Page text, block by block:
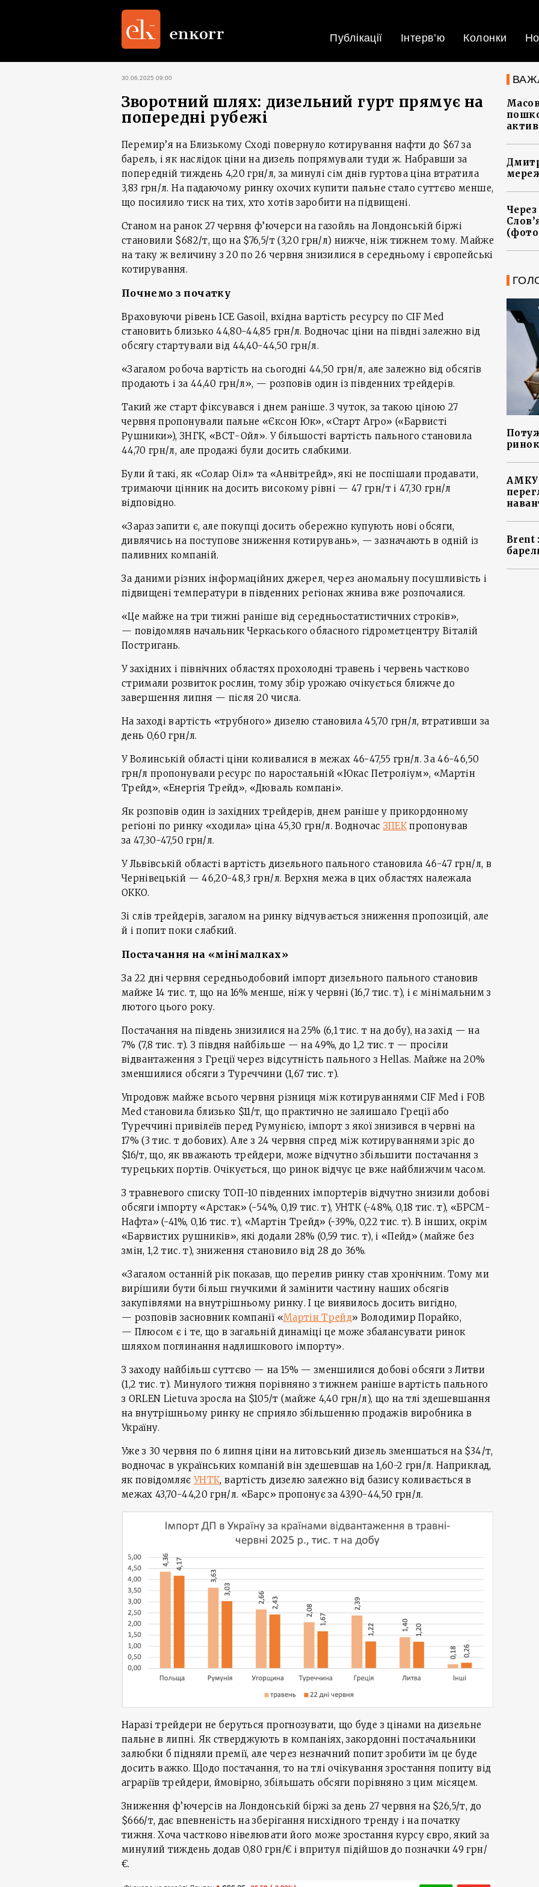
Публікації Інтерв’ю Колонки
30.06.2025 09:00
Зворотний шлях: дизельний гурт прямує на
попередні рубежі
Перемир’я на Близькому Сході повернуло котирування нафти до $67 за
барель, і як наслідок ціни на дизель попрямували туди ж. Набравши за
попередній тиждень 4,20 грн/л, за минулі сім днів гуртова ціна втратила
3,83 грн/л. На падаючому ринку охочих купити пальне стало суттєво менше,
що посилило тиск на тих, хто хотів заробити на підвищені.
Станом на ранок 27 червня ф’ючерси на газойль на Лондонській біржі
становили $682/т, що на $76,5/т (3,20 грн/л) нижче, ніж тижнем тому. Майже
на таку ж величину з 20 по 26 червня знизилися в середньому і європейські
котирування.
Почнемо з початку
Враховуючи рівень ICE Gasoil, вхідна вартість ресурсу по CIF Med
становить близько 44,80-44,85 грн/л. Водночас ціни на півдні залежно від
обсягу стартували від 44,40-44,50 грн/л.
«Загалом робоча вартість на сьогодні 44,50 грн/л, але залежно від обсягів
продають і за 44,40 грн/л», — розповів один із південних трейдерів.
Такий же старт фіксувався і днем раніше. З чуток, за такою ціною 27
червня пропонували пальне «Єксон Юк», «Старт Агро» («Барвисті
Рушники»), ЗНГК, «ВСТ-Ойл». У більшості вартість пального становила
44,70 грн/л, але продажі були досить слабкими.
Були й такі, як «Солар Оіл» та «Анвітрейд», які не поспішали продавати,
тримаючи цінник на досить високому рівні — 47 грн/т і 47,30 грн/л
відповідно.
«Зараз запити є, але покупці досить обережно купують нові обсяги,
дивлячись на поступове зниження котирувань», — зазначають в одній із
паливних компаній.
За даними різних інформаційних джерел, через аномальну посушливість і
підвищені температури в південних регіонах жнива вже розпочалися.
«Це майже на три тижні раніше від середньостатистичних строків»,
— повідомляв начальник Черкаського обласного гідрометцентру Віталій
Постригань.
У західних і північних областях прохолодні травень і червень частково
стримали розвиток рослин, тому збір урожаю очікується ближче до
завершення липня — після 20 числа.
На заході вартість «трубного» дизелю становила 45,70 грн/л, втративши за
день 0,60 грн/л.
У Волинській області ціни коливалися в межах 46-47,55 грн/л. За 46-46,50
грн/л пропонували ресурс по наростальній «Юкас Петроліум», «Мартін
Трейд», «Енергія Трейд», «Дюваль компані».
Як розповів один із західних трейдерів, днем раніше у прикордонному
регіоні по ринку «ходила» ціна 45,30 грн/л. Водночас ЗПЕКпропонував
за 47,30-47,50 грн/л.
У Львівській області вартість дизельного пального становила 46-47 грн/л, в
Чернівецькій — 46,20-48,3 грн/л. Верхня межа в цих областях належала
ОККО.
Зі слів трейдерів, загалом на ринку відчувається зниження пропозицій, але
й і попит поки слабкий.
Постачання на «мінімалках»
За 22 дні червня середньодобовий імпорт дизельного пального становив
майже 14 тис. т, що на 16% менше, ніж у червні (16,7 тис. т), і є мінімальним з
лютого цього року.
Постачання на південь знизилися на 25% (6,1 тис. т на добу), на захід — на
7% (7,8 тис. т). З півдня найбільше — на 49%, до 1,2 тис. т — просіли
відвантаження з Греції через відсутність пального з Hellas. Майже на 20%
зменшилися обсяги з Туреччини (1,67 тис. т).
Упродовж майже всього червня різниця між котируваннями CIF Med і FOB
Med становила близько $11/т, що практично не залишало Греції або
Туреччині привілеїв перед Румунією, імпорт з якої знизився в червні на
17% (3 тис. т добових). Але з 24 червня спред між котируваннями зріс до
$16/т, що, як вважають трейдери, може відчутно збільшити постачання з
турецьких портів. Очікується, що ринок відчує це вже найближчим часом.
З травневого списку ТОП-10 південних імпортерів відчутно знизили добові
обсяги імпорту «Арстак» (-54%, 0,19 тис. т), УНТК (-48%, 0,18 тис. т), «БРСМ-
Нафта» (-41%, 0,16 тис. т), «Мартін Трейд» (-39%, 0,22 тис. т). В інших, окрім
«Барвистих рушників», які додали 28% (0,59 тис. т), і «Пейд» (майже без
змін, 1,2 тис. т), зниження становило від 28 до 36%.
«Загалом останній рік показав, що перелив ринку став хронічним. Тому ми
вирішили бути більш гнучкими й замінити частину наших обсягів
закупівлями на внутрішньому ринку. І це виявилось досить вигідно,
— розповів засновник компанії «Мартін Трейд» Володимир Порайко,
— Плюсом є і те, що в загальній динаміці це може збалансувати ринок
шляхом поглинання надлишкового імпорту».
З заходу найбільш суттєво — на 15% — зменшилися добові обсяги з Литви
(1,2 тис. т). Минулого тижня порівняно з тижнем раніше вартість пального
з ORLEN Lietuva зросла на $105/т (майже 4,40 грн/л), що на тлі здешевшання
на внутрішньому ринку не сприяло збільшенню продажів виробника в
Україну.
Уже з 30 червня по 6 липня ціни на литовський дизель зменшаться на $34/т,
водночас в українських компаній він здешевшав на 1,60-2 грн/л. Наприклад,
як повідомляє УНТК, вартість дизелю залежно від базису коливається в
межах 43,70-44,20 грн/л. «Барс» пропонує за 43,90-44,50 грн/л.
Наразі трейдери не беруться прогнозувати, що буде з цінами на дизельне
пальне в липні. Як стверджують в компаніях, закордонні постачальники
залюбки б підняли премії, але через незначний попит зробити їм це буде
досить важко. Щодо постачання, то на тлі очікування зростання попиту від
аграріїв трейдери, ймовірно, збільшать обсяги порівняно з цим місяцем.
Зниження ф’ючерсів на Лондонській біржі за день 27 червня на $26,5/т, до
$666/т, дає впевненість на зберігання нисхідного тренду і на початку
тижня. Хоча частково нівелювати його може зростання курсу євро, який за
минулий тиждень додав 0,80 грн/€ і впритул підійшов до позначки 49 грн/
€.
Через
АМКУ
Brent